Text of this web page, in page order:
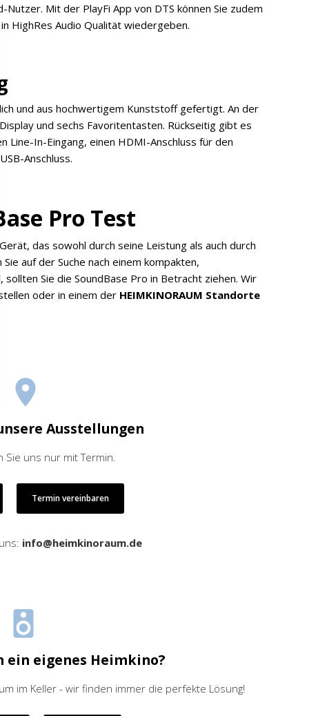
Mit der PlayFi App von DTS können Sie zudem
HighRes Audio Qualität wiedergeben.
und aus hochwertigem Kunststoff gefertigt. An der
und sechs Favoritentasten. Rückseitig gibt es
In-Eingang, einen HDMI-Anschluss für den
Anschluss.
Pro Test
das sowohl durch seine Leistung als auch durch
auf der Suche nach einem kompakten,
Sie die SoundBase Pro in Betracht ziehen. Wir
oder in einem der HEIMKINORAUM Standorte
Ausstellungen
Sie uns nur mit Termin.
Termin vereinbaren
info@heimkinoraum.de
ein eigenes Heimkino?
im Keller - wir finden immer die perfekte Lösung!